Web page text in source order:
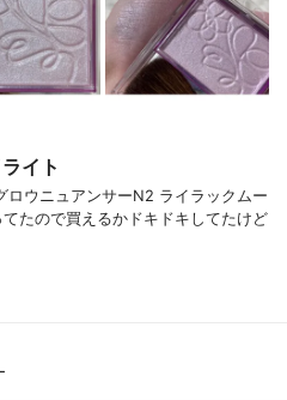
イト
ロウニュアンサーN2 ライラックムー
たので買えるかドキドキしてたけど